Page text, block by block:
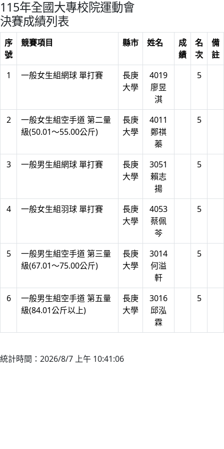
115年全國大專校院運動會
決賽成績列表
序
號
競賽項目 縣市 姓名
成
績
名
次
備
註
1
一般女生組網球 單打賽
長庚
大學
4019
廖昱
淇
5
2
一般女生組空手道 第二量
級(50.01～55.00公斤)
長庚
大學
4011
鄭祺
蓁
5
3 一般男生組網球 單打賽
長庚
大學
3051
賴志
揚
5
4 一般女生組羽球 單打賽
長庚
大學
4053
蔡佩
芩
5
5
一般男生組空手道 第三量
級(67.01～75.00公斤)
長庚
大學
3014
何溢
軒
5
6
一般男生組空手道 第五量
級(84.01公斤以上)
長庚
大學
3016
邱泓
霖
5
統計時間：2026/8/7 上午 10:41:06